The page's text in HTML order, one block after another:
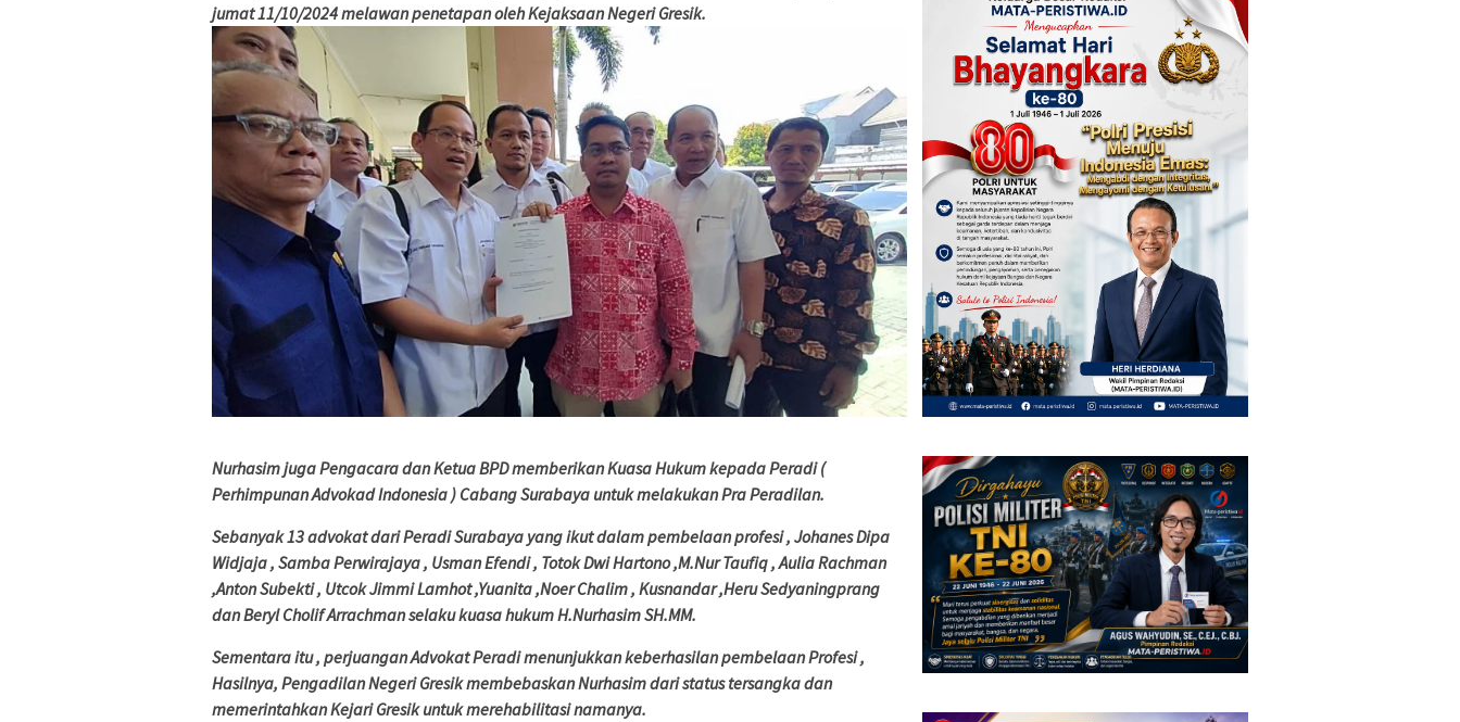
jumat 11/10/2024 melawan penetapan oleh Kejaksaan Negeri Gresik.
Nurhasim juga Pengacara dan Ketua BPD memberikan Kuasa Hukum kepada Peradi (
Perhimpunan Advokad Indonesia ) Cabang Surabaya untuk melakukan Pra Peradilan.
Sebanyak 13 advokat dari Peradi Surabaya yang ikut dalam pembelaan profesi , Johanes Dipa
Widjaja , Samba Perwirajaya , Usman Efendi , Totok Dwi Hartono ,M.Nur Taufiq , Aulia Rachman
,Anton Subekti , Utcok Jimmi Lamhot ,Yuanita ,Noer Chalim , Kusnandar ,Heru Sedyaningprang
dan Beryl Cholif Arrachman selaku kuasa hukum H.Nurhasim SH.MM.
Sementara itu , perjuangan Advokat Peradi menunjukkan keberhasilan pembelaan Profesi ,
Hasilnya, Pengadilan Negeri Gresik membebaskan Nurhasim dari status tersangka dan
memerintahkan Kejari Gresik untuk merehabilitasi namanya.